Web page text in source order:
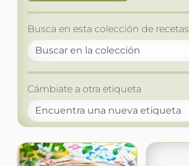
Busca en esta colección de recetas
Cámbiate a otra etiqueta